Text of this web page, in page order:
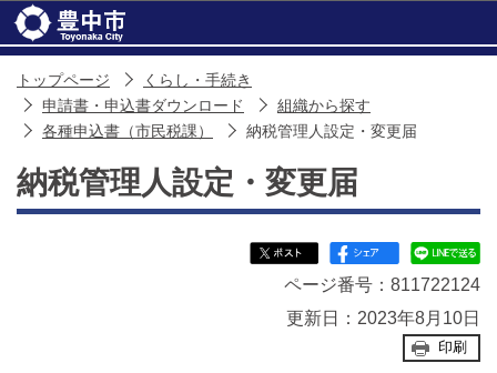
トップページ
くらし・手続き
申請書・申込書ダウンロード
組織から探す
各種申込書（市民税課）
納税管理人設定・変更届
納税管理人設定・変更届
ページ番号：811722124
更新日：2023年8月10日
印刷